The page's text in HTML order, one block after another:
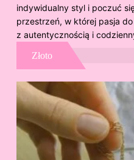
indywidualny styl i poczuć
przestrzeń, w której pasja
z autentycznością i
Złoto